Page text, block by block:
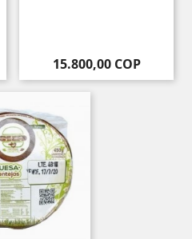
Precio
15.800,00 COP